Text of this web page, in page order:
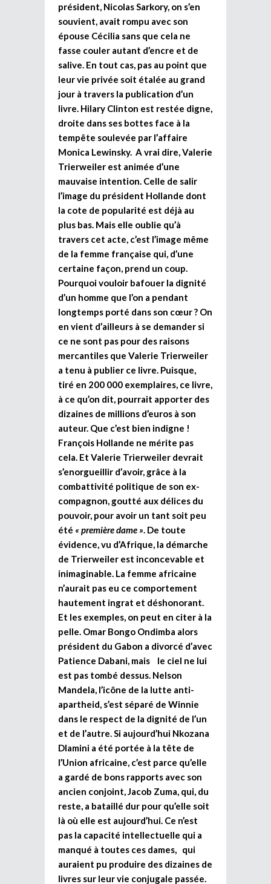
président, Nicolas Sarkory, on s’en
souvient, avait rompu avec son
épouse Cécilia sans que cela ne
fasse couler autant d’encre et de
salive. En tout cas, pas au point que
leur vie privée soit étalée au grand
jour à travers la publication d’un
livre. Hilary Clinton est restée digne,
droite dans ses bottes face à la
tempête soulevée par l’affaire
Monica Lewinsky. A vrai dire, Valerie
Trierweiler est animée d’une
mauvaise intention. Celle de salir
l’image du président Hollande dont
la cote de popularité est déjà au
plus bas. Mais elle oublie qu’à
travers cet acte, c’est l’image même
de la femme française qui, d’une
certaine façon, prend un coup.
Pourquoi vouloir bafouer la dignité
d’un homme que l’on a pendant
longtemps porté dans son cœur ? On
en vient d’ailleurs à se demander si
ce ne sont pas pour des raisons
mercantiles que Valerie Trierweiler
a tenu à publier ce livre. Puisque,
tiré en 200 000 exemplaires, ce livre,
à ce qu’on dit, pourrait apporter des
dizaines de millions d’euros à son
auteur. Que c’est bien indigne !
François Hollande ne mérite pas
cela. Et Valerie Trierweiler devrait
s’enorgueillir d’avoir, grâce à la
combattivité politique de son ex-
compagnon, goutté aux délices du
pouvoir, pour avoir un tant soit peu
été « première dame » . De toute
évidence, vu d’Afrique, la démarche
de Trierweiler est inconcevable et
inimaginable. La femme africaine
n’aurait pas eu ce comportement
hautement ingrat et déshonorant.
Et les exemples, on peut en citer à la
pelle. Omar Bongo Ondimba alors
président du Gabon a divorcé d’avec
Patience Dabani, mais le ciel ne lui
est pas tombé dessus. Nelson
Mandela, l’icône de la lutte anti-
apartheid, s’est séparé de Winnie
dans le respect de la dignité de l’un
et de l’autre. Si aujourd’hui Nkozana
Dlamini a été portée à la tête de
l’Union africaine, c’est parce qu’elle
a gardé de bons rapports avec son
ancien conjoint, Jacob Zuma, qui, du
reste, a bataillé dur pour qu’elle soit
là où elle est aujourd’hui. Ce n’est
pas la capacité intellectuelle qui a
manqué à toutes ces dames, qui
auraient pu produire des dizaines de
livres sur leur vie conjugale passée.